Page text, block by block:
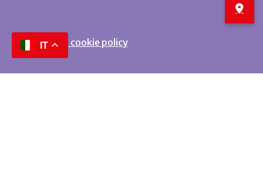
Privacy e cookie policy
IT